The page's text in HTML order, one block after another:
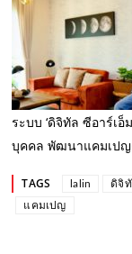
ระบบ ‘ดิจิทัล ซีอาร์เอ็
บุคคล พัฒนาแคมเปญ
TAGS lalin ดิจิทั
แคมเปญ